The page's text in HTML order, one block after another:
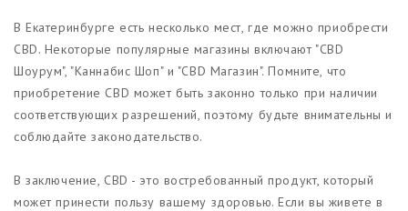
В Екатеринбурге есть несколько мест, где можно приобрести
CBD. Некоторые популярные магазины включают "CBD
Шоурум", "Каннабис Шоп" и "CBD Магазин". Помните, что
приобретение CBD может быть законно только при наличии
соответствующих разрешений, поэтому будьте внимательны и
соблюдайте законодательство.
В заключение, CBD - это востребованный продукт, который
может принести пользу вашему здоровью. Если вы живете в